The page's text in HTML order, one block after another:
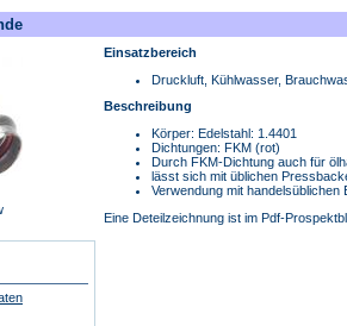
Einsatzbereich
Druckluft, Kühlwasser,
Beschreibung
Körper: Edelstahl: 1.4401
Dichtungen: FKM (rot)
Durch FKM-Dichtung auch für
lässt sich mit üblichen
Verwendung mit
Eine Deteilzeichnung ist im Pdf-